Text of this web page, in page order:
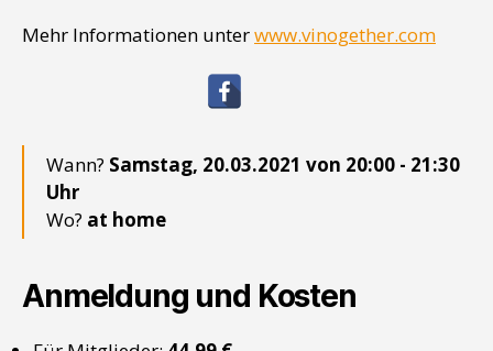
Mehr Informationen unterwww.vinogether.com
Wann? Samstag, 20.03.2021 von 20:00 - 21:30
Uhr
Wo? at home
Anmeldung und Kosten